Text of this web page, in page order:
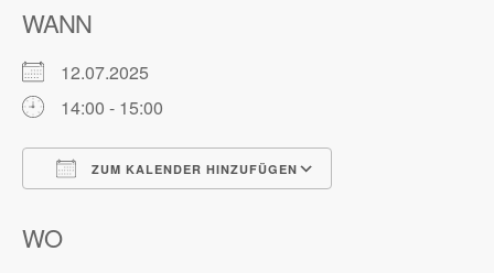
WANN
12.07.2025
14:00 - 15:00
ZUM KALENDER HINZUFÜGEN
WO